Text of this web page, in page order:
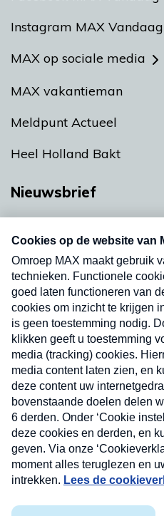
Instagram MAX Vandaag
MAX op sociale media
MAX vakantieman
Meldpunt Actueel
Heel Holland Bakt
Nieuwsbrief
nieuwsbrief. Elke vrijdag-
uw mailbox.
Privacyverklaring
Nieuwsbrief
Neem hier een gratis
nieuwsbrief. Elke vrijdag-